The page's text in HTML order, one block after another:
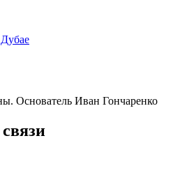
Основатель Иван Гончаренко